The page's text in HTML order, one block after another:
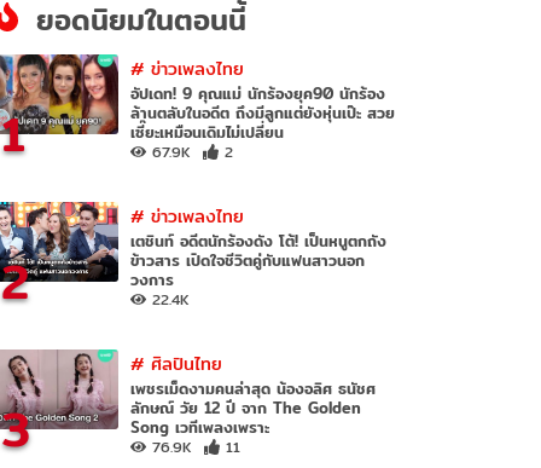
ยอดนิยมในตอนนี้
1
# ข่าวเพลงไทย
อัปเดท! 9 คุณแม่ นักร้องยุค90 นักร้อง
ล้านตลับในอดีต ถึงมีลูกแต่ยังหุ่นเป๊ะ สวย
เซี๊ยะเหมือนเดิมไม่เปลี่ยน
67.9K 2
2
# ข่าวเพลงไทย
เตชินท์ อดีตนักร้องดัง โต้! เป็นหนูตกถัง
ข้าวสาร เปิดใจชีวิตคู่กับแฟนสาวนอก
วงการ
22.4K
3
# ศิลปินไทย
เพชรเม็ดงามคนล่าสุด น้องอลิศ ธนัชศ
ลักษณ์ วัย 12 ปี จาก The Golden
Song เวทีเพลงเพราะ
76.9K 11